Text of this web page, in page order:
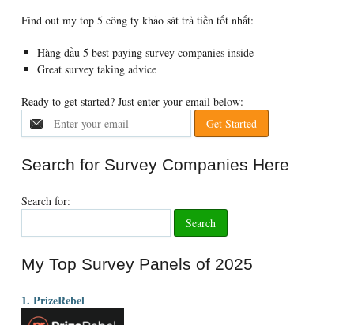
Find out my top 5 công ty khảo sát trả tiền tốt nhất:
Hàng đầu 5 best paying survey companies inside
Great survey taking advice
Ready to get started? Just enter your email below:
Search for Survey Companies Here
Search for:
My Top Survey Panels of 2025
1. PrizeRebel